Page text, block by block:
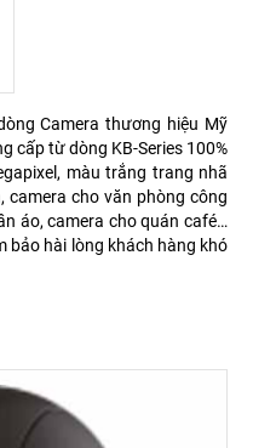
Camera thương hiệu Mỹ
cấp từ dòng KB-Series 100%
màu trắng trang nhã
cho văn phòng công
áo, camera cho quán café…
bảo hài lòng khách hàng khó